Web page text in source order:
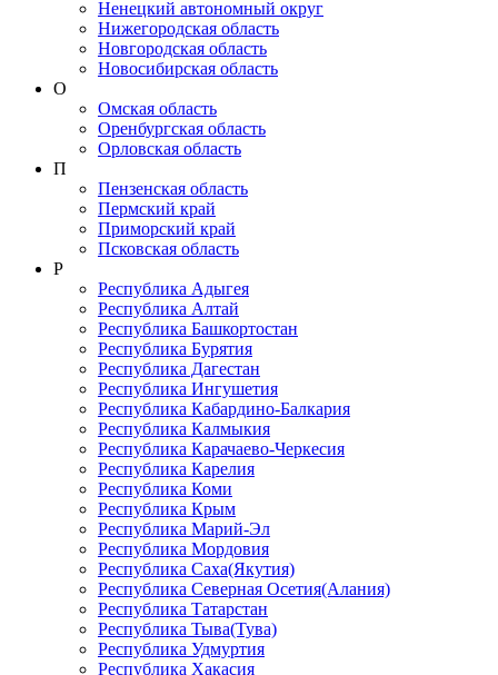
Ненецкий автономный округ
Нижегородская область
Новгородская область
Новосибирская область
О
Омская область
Оренбургская область
Орловская область
П
Пензенская область
Пермский край
Приморский край
Псковская область
Р
Республика Адыгея
Республика Алтай
Республика Башкортостан
Республика Бурятия
Республика Дагестан
Республика Ингушетия
Республика Кабардино-Балкария
Республика Калмыкия
Республика Карачаево-Черкеcия
Республика Карелия
Республика Коми
Республика Крым
Республика Марий-Эл
Республика Мордовия
Республика Саха(Якутия)
Республика Северная Осетия(Алания)
Республика Татарстан
Республика Тыва(Тува)
Республика Удмуртия
Республика Хакасия